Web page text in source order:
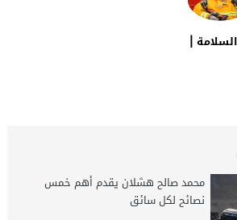
|
محمد صالح هشلان يقدم أهم خمس
نصائح لكل سائق